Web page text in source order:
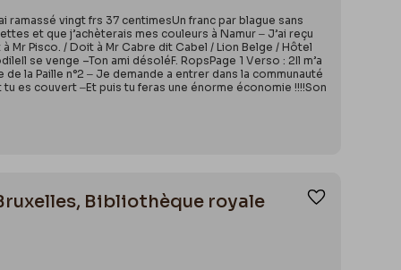
ramassé vingt frs 37 centimesUn franc par blague sans
et que j’achèterais mes couleurs à Namur ‒ J’ai reçu
Pisco. / Doit à Mr Cabre dit Cabel / Lion Belge / Hôtel
se venge –Ton ami désoléF. RopsPage 1 Verso : 2Il m’a
la Paille n°2 ‒ Je demande a entrer dans la communauté
es couvert ‒Et puis tu feras une énorme économie !!!!Son
Bibliothèque royale
Ajouter